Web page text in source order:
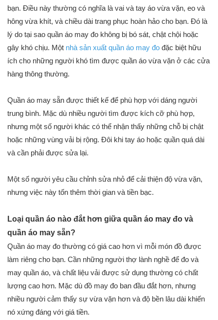
bạn. Điều này thường có nghĩa là vai và tay áo vừa vặn, eo và
hông vừa khít, và chiều dài trang phục hoàn hảo cho bạn. Đó là
lý do tại sao quần áo may đo không bị bó sát, chật chội hoặc
gây khó chịu. Một nhà sản xuất quần áo may đo đặc biệt hữu
ích cho những người khó tìm được quần áo vừa vặn ở các cửa
hàng thông thường.
Quần áo may sẵn được thiết kế để phù hợp với dáng người
trung bình. Mặc dù nhiều người tìm được kích cỡ phù hợp,
nhưng một số người khác có thể nhận thấy những chỗ bị chật
hoặc những vùng vải bị rộng. Đôi khi tay áo hoặc quần quá dài
và cần phải được sửa lại.
Một số người yêu cầu chỉnh sửa nhỏ để cải thiện độ vừa vặn,
nhưng việc này tốn thêm thời gian và tiền bạc.
Loại quần áo nào đắt hơn giữa quần áo may đo và
quần áo may sẵn?
Quần áo may đo thường có giá cao hơn vì mỗi món đồ được
làm riêng cho bạn. Cần những người thợ lành nghề để đo và
may quần áo, và chất liệu vải được sử dụng thường có chất
lượng cao hơn. Mặc dù đồ may đo ban đầu đắt hơn, nhưng
nhiều người cảm thấy sự vừa vặn hơn và độ bền lâu dài khiến
nó xứng đáng với giá tiền.